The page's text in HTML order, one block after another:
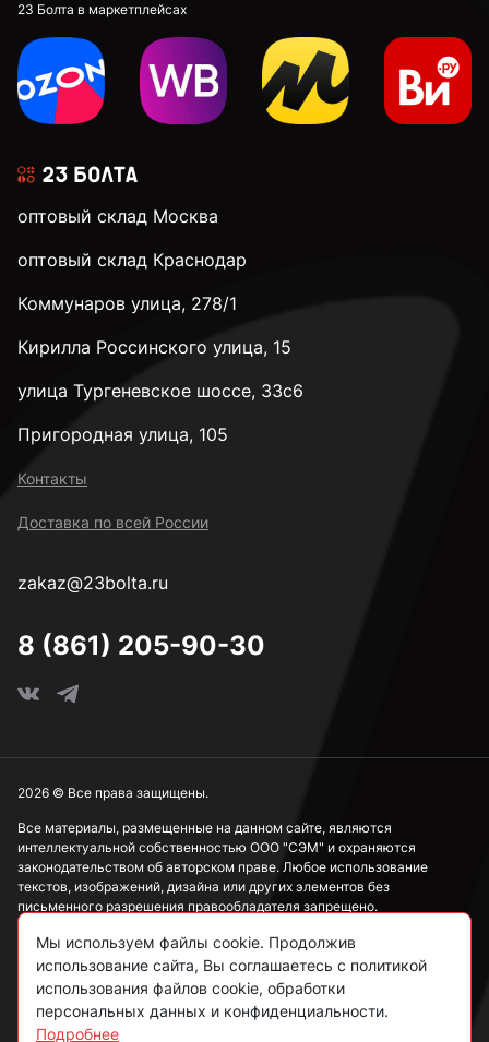
23 Болта в маркетплейсах
оптовый склад Москва
оптовый склад Краснодар
Коммунаров улица, 278/1
Кирилла Россинского улица, 15
улица Тургеневское шоссе, 33с6
Пригородная улица, 105
Контакты
Доставка по всей России
zakaz@23bolta.ru
8 (861) 205-90-30
Все материалы, размещенные на данном сайте, являются
интеллектуальной собственностью ООО "СЭМ" и охраняются
законодательством об авторском праве. Любое использование
текстов, изображений, дизайна или других элементов без
письменного разрешения правообладателя запрещено.
Информация, представленная на сайте, носит исключительно
ознакомительный характер и не может рассматриваться как
публичная оферта в соответствии со ст. 437 ГК РФ.
Политика конфиденциальности
2026 © Все права защищены.
Мы используем файлы cookie. Продолжив
использование сайта, Вы соглашаетесь с политикой
использования файлов cookie, обработки
персональных данных и конфиденциальности.
Подробнее